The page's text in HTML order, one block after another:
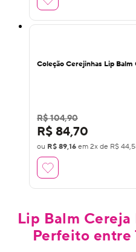
Coleção Cerejinhas Lip
R$ 104,90
R$ 84,70
ou R$ 89,16 em 2x de R$
Lip Balm
Perfeito entre